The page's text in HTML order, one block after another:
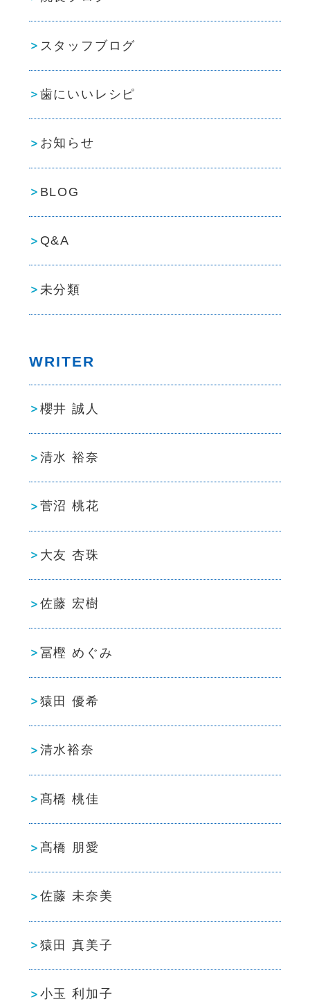
スタッフブログ
歯にいいレシピ
お知らせ
BLOG
Q&A
未分類
WRITER
櫻井 誠人
清水 裕奈
菅沼 桃花
大友 杏珠
佐藤 宏樹
冨樫 めぐみ
猿田 優希
清水裕奈
髙橋 桃佳
髙橋 朋愛
佐藤 未奈美
猿田 真美子
小玉 利加子